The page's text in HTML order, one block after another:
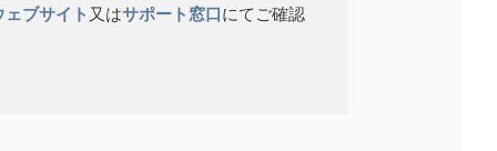
ブサイト 又はサポート窓口にてご確認